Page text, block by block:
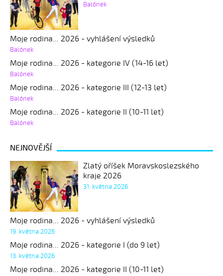
Balónek
Moje rodina... 2026 - vyhlášení výsledků
Balónek
Moje rodina... 2026 - kategorie IV (14-16 let)
Balónek
Moje rodina... 2026 - kategorie III (12-13 let)
Balónek
Moje rodina... 2026 - kategorie II (10-11 let)
Balónek
NEJNOVĚJŠÍ
Zlatý oříšek Moravskoslezského
kraje 2026
31. května 2026
Moje rodina... 2026 - vyhlášení výsledků
19. května 2026
Moje rodina... 2026 - kategorie I (do 9 let)
13. května 2026
Moje rodina... 2026 - kategorie II (10-11 let)